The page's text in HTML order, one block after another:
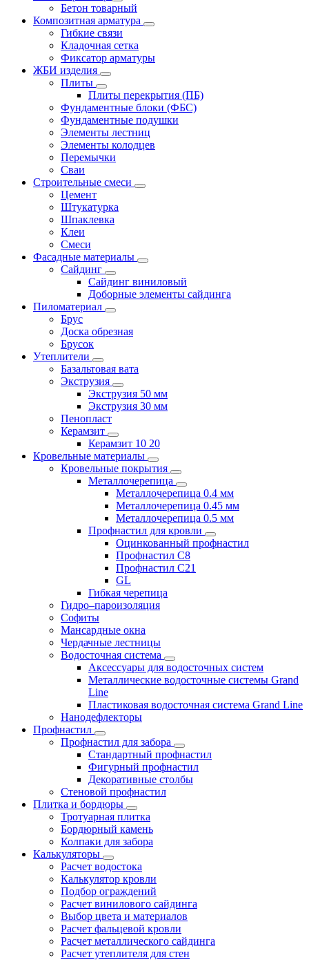
Бетон товарный
Композитная арматура
Гибкие связи
Кладочная сетка
Фиксатор арматуры
ЖБИ изделия
Плиты
Плиты перекрытия (ПБ)
Фундаментные блоки (ФБС)
Фундаментные подушки
Элементы лестниц
Элементы колодцев
Перемычки
Сваи
Строительные смеси
Цемент
Штукатурка
Шпаклевка
Клеи
Смеси
Фасадные материалы
Сайдинг
Сайдинг виниловый
Доборные элементы сайдинга
Пиломатериал
Брус
Доска обрезная
Брусок
Утеплители
Базальтовая вата
Экструзия
Экструзия 50 мм
Экструзия 30 мм
Пенопласт
Керамзит
Керамзит 10 20
Кровельные материалы
Кровельные покрытия
Металлочерепица
Металлочерепица 0.4 мм
Металлочерепица 0.45 мм
Металлочерепица 0.5 мм
Профнастил для кровли
Оцинкованный профнастил
Профнастил С8
Профнастил С21
GL
Гибкая черепица
Гидро–пароизоляция
Софиты
Мансардные окна
Чердачные лестницы
Водосточная система
Аксессуары для водосточных систем
Металлические водосточные системы Grand
Line
Пластиковая водосточная система Grand Line
Нанодефлекторы
Профнастил
Профнастил для забора
Стандартный профнастил
Фигурный профнастил
Декоративные столбы
Стеновой профнастил
Плитка и бордюры
Тротуарная плитка
Бордюрный камень
Колпаки для забора
Калькуляторы
Расчет водостока
Калькулятор кровли
Подбор ограждений
Расчет винилового сайдинга
Выбор цвета и материалов
Расчет фальцевой кровли
Расчет металлического сайдинга
Расчет утеплителя для стен